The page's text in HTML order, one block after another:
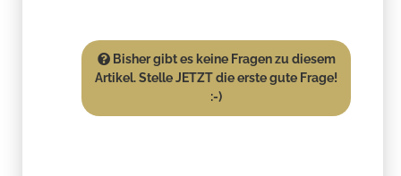
Bisher gibt es keine Fragen zu diesem
Artikel. Stelle JETZT die erste gute Frage!
:-)